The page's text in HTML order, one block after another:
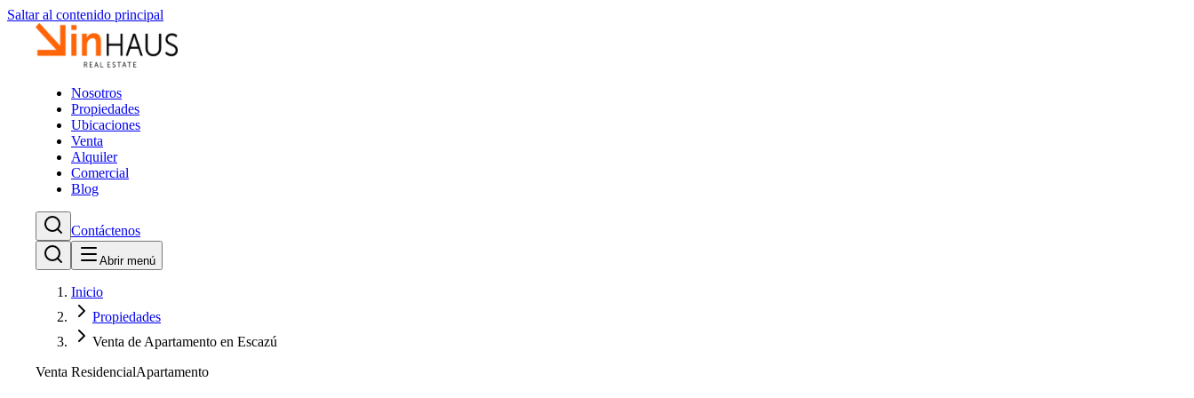
Saltar al contenido principal
Nosotros
Propiedades
Ubicaciones
Venta
Alquiler
Comercial
Blog
Contáctenos
Abrir menú
Inicio
Propiedades
Venta de Apartamento en Escazú
Venta ResidencialApartamento